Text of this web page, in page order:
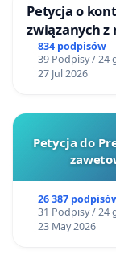
Petycja o
związanych
834 podpisów
39 Podpisy / 24
27 Jul 2026
Petycja do
26 387
31 Podpisy / 24
23 May 2026